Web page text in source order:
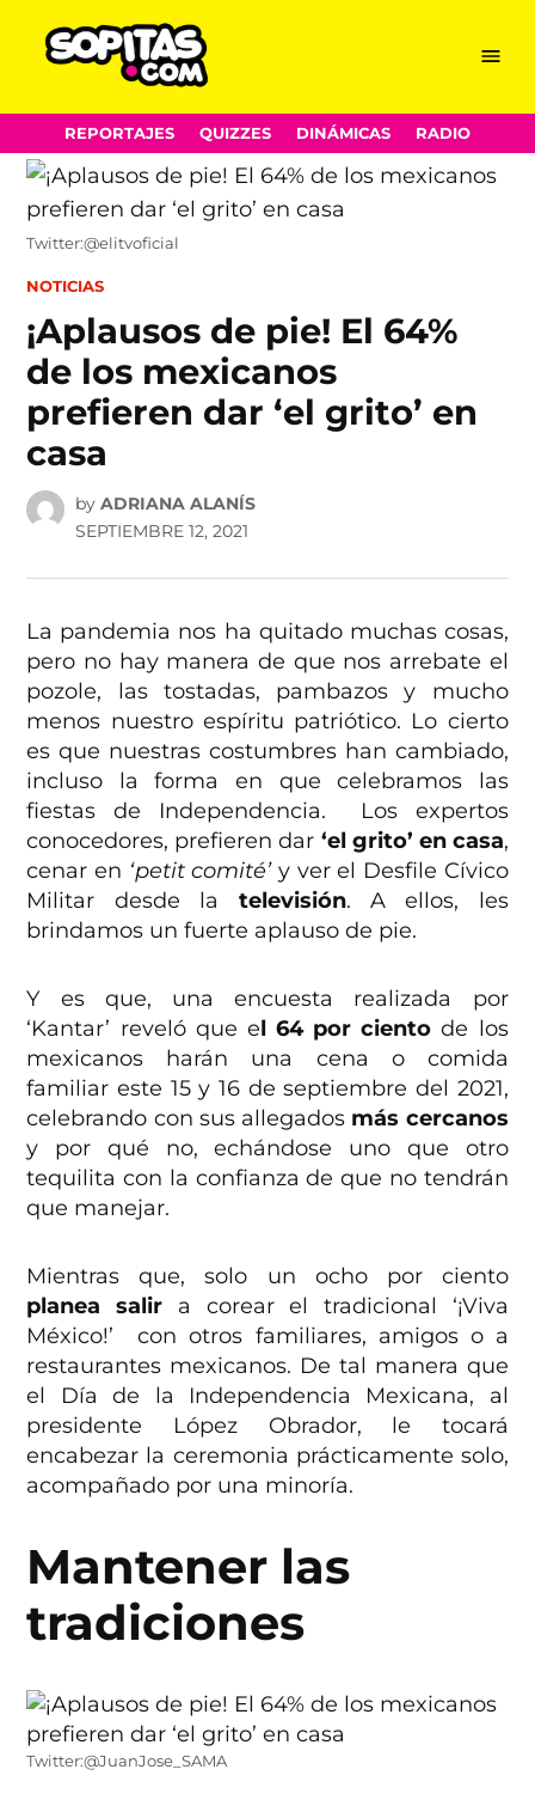
Skip
to
content
Menu
REPORTAJES QUIZZES DINÁMICAS RADIO
Twitter:@elitvoficial
POSTED
NOTICIAS
¡Aplausos de pie! El 64%
de los mexicanos
prefieren dar ‘el grito’ en
casa
by ADRIANA ALANÍS
SEPTIEMBRE 12, 2021
La pandemia nos ha quitado muchas cosas,
pero no hay manera de que nos arrebate el
pozole, las tostadas, pambazos y mucho
menos nuestro espíritu patriótico. Lo cierto
es que nuestras costumbres han cambiado,
incluso la forma en que celebramos las
fiestas de Independencia. Los expertos
conocedores, prefieren dar ‘el grito’ en casa,
cenar en ‘petit comité’y ver el Desfile Cívico
Militar desde la televisión. A ellos, les
brindamos un fuerte aplauso de pie.
Y es que, una encuesta realizada por
‘Kantar’ reveló que el 64 por ciento de los
mexicanos harán una cena o comida
familiar este 15 y 16 de septiembre del 2021,
celebrando con sus allegados más cercanos
y por qué no, echándose uno que otro
tequilita con la confianza de que no tendrán
que manejar.
Mientras que, solo un ocho por ciento
planea salir a corear el tradicional ‘¡Viva
México!’ con otros familiares, amigos o a
restaurantes mexicanos. De tal manera que
el Día de la Independencia Mexicana, al
presidente López Obrador, le tocará
encabezar la ceremonia prácticamente solo,
acompañado por una minoría.
Mantener las
tradiciones
Twitter:@JuanJose_SAMA